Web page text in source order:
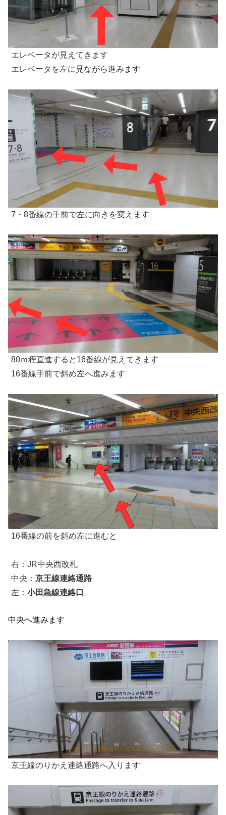
エレベータが見えてきます
エレベータを左に見ながら進みます
7・8番線の手前で左に向きを変えます
80ｍ程直進すると16番線が見えてきます
16番線手前で斜め左へ進みます
16番線の前を斜め左に進むと
右：JR中央西改札
中央： 京王線連絡通路
左： 小田急線連絡口
中央へ進みます
京王線のりかえ連絡通路へ入ります